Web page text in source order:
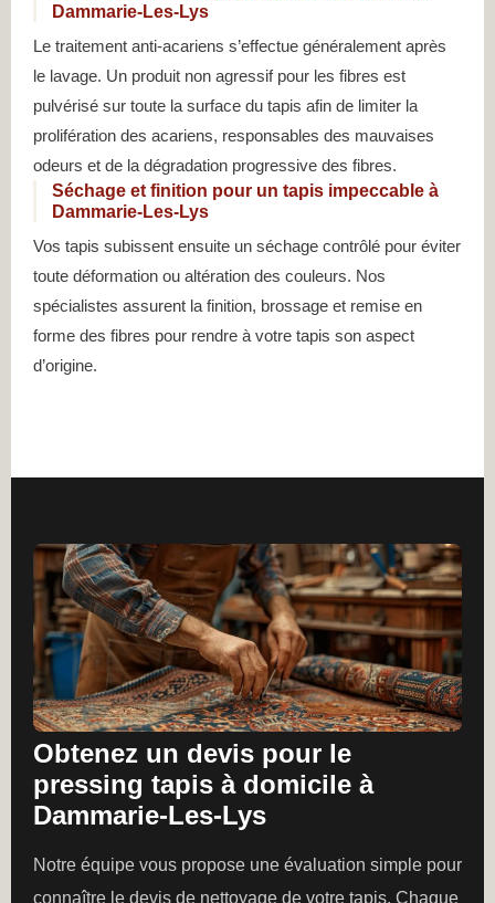
Dammarie-Les-Lys
Le traitement anti-acariens s’effectue généralement après
le lavage. Un produit non agressif pour les fibres est
pulvérisé sur toute la surface du tapis afin de limiter la
prolifération des acariens, responsables des mauvaises
odeurs et de la dégradation progressive des fibres.
Séchage et finition pour un tapis impeccable à
Dammarie-Les-Lys
Vos tapis subissent ensuite un séchage contrôlé pour éviter
toute déformation ou altération des couleurs. Nos
spécialistes assurent la finition, brossage et remise en
forme des fibres pour rendre à votre tapis son aspect
d’origine.
Obtenez un devis pour le
pressing tapis à domicile à
Dammarie-Les-Lys
Notre équipe vous propose une évaluation simple pour
connaître le devis de nettoyage de votre tapis. Chaque